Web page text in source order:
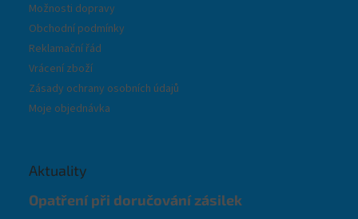
Možnosti dopravy
Obchodní podmínky
Reklamační řád
Vrácení zboží
Zásady ochrany osobních údajů
Moje objednávka
Aktuality
Opatření při doručování zásilek